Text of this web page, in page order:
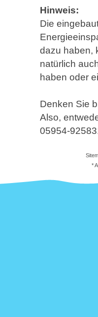
Hinweis:
Die
dazu haben,
natürlich
haben oder
Denken Sie
Also,
05954-
*